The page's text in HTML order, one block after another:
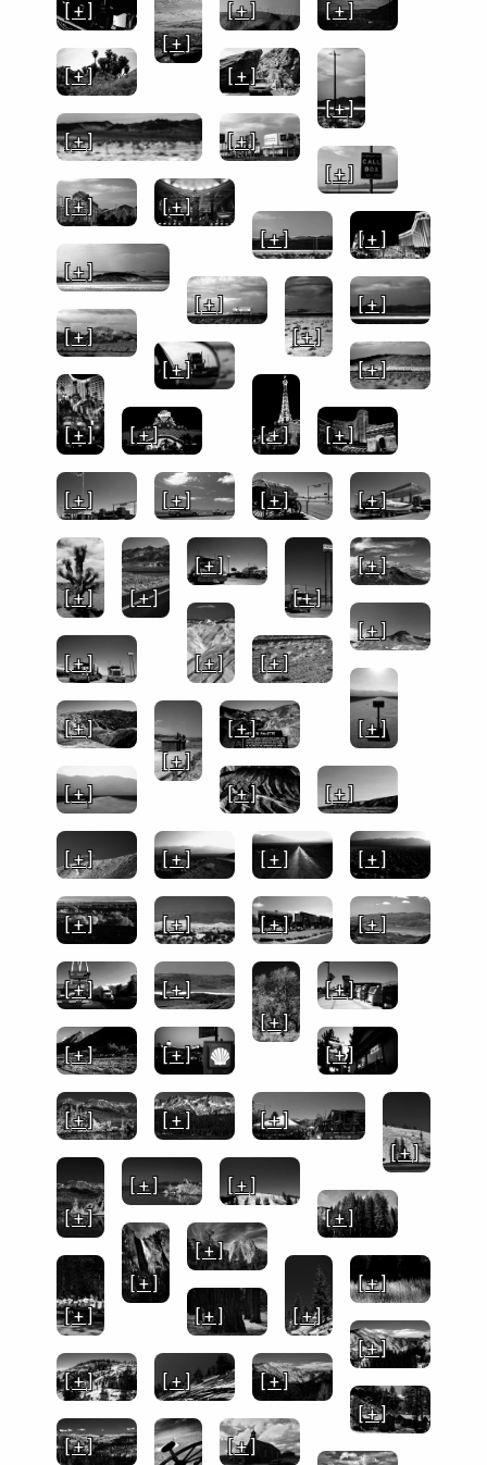
[ + ]
[ + ]
[ + ] [ + ]
[ + ] [ + ]
[ + ]
[ + ]
[ + ]
[ + ]
[ + ]
[ + ]
[ + ]
[ + ]
[ + ]
[ + ]
[ + ]
[ + ]
[ + ]
[ + ]
[ + ]
[ + ] [ + ]
[ + ] [ + ]
[ + ] [ + ] [ + ] [ + ]
[ + ] [ + ]
[ + ]
[ + ]
[ + ]
[ + ]
[ + ]
[ + ]
[ + ]
[ + ]
[ + ]
[ + ]
[ + ]
[ + ] [ + ] [ + ]
[ + ] [ + ] [ + ] [ + ]
[ + ] [ + ] [ + ] [ + ]
[ + ]
[ + ]
[ + ]
[ + ]
[ + ] [ + ] [ + ]
[ + ] [ + ]
[ + ]
[ + ]
[ + ]
[ + ]
[ + ]
[ + ]
[ + ]
[ + ]
[ + ] [ + ]
[ + ]
[ + ]
[ + ]
[ + ]
[ + ]
[ + ]
[ + ]
[ + ]
[ + ]